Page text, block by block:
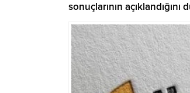
sonuçlarının açıklandığını